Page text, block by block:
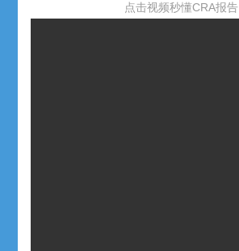
点击视频秒懂CRA报告